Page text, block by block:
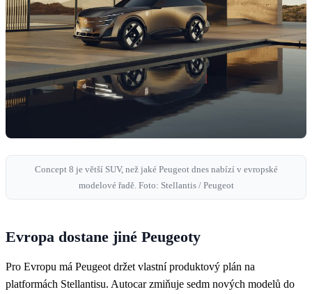
Concept 8 je větší SUV, než jaké Peugeot dnes nabízí v evropské
modelové řadě. Foto: Stellantis / Peugeot
Evropa dostane jiné Peugeoty
Pro Evropu má Peugeot držet vlastní produktový plán na
platformách Stellantisu. Autocar zmiňuje sedm nových modelů do